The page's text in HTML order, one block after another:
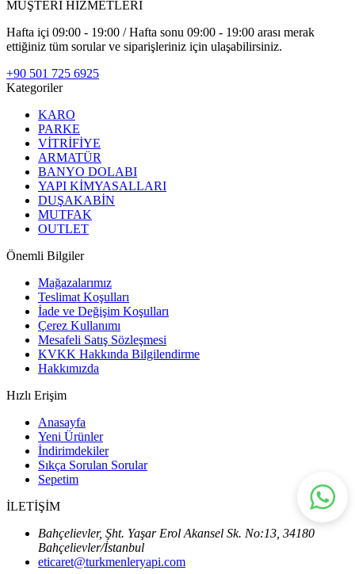
MÜŞTERİ HİZMETLERİ
Hafta içi 09:00 - 19:00 / Hafta sonu 09:00 - 19:00 arası merak
ettiğiniz tüm sorular ve siparişleriniz için ulaşabilirsiniz.
+90 501 725 6925
Kategoriler
KARO
PARKE
VİTRİFİYE
ARMATÜR
BANYO DOLABI
YAPI KİMYASALLARI
DUŞAKABİN
MUTFAK
OUTLET
Önemli Bilgiler
Mağazalarımız
Teslimat Koşulları
İade ve Değişim Koşulları
Çerez Kullanımı
Mesafeli Satış Sözleşmesi
KVKK Hakkında Bilgilendirme
Hakkımızda
Hızlı Erişim
Anasayfa
Yeni Ürünler
İndirimdekiler
Sıkça Sorulan Sorular
Sepetim
İLETİŞİM
Bahçelievler, Şht. Yaşar Erol Akansel Sk. No:13, 34180
Bahçelievler/İstanbul
eticaret@turkmenleryapi.com